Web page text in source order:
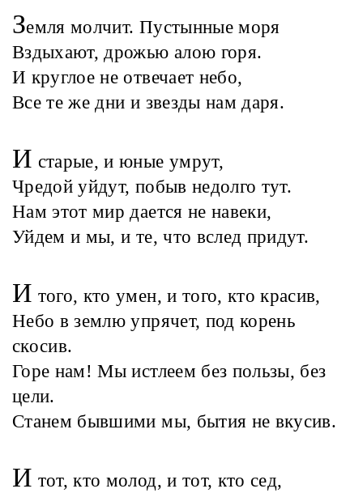
Земля молчит. Пустынные моря
Вздыхают, дрожью алою горя.
И круглое не отвечает небо,
Все те же дни и звезды нам даря.
И старые, и юные умрут,
Чредой уйдут, побыв недолго тут.
Нам этот мир дается не навеки,
Уйдем и мы, и те, что вслед придут.
И того, кто умен, и того, кто красив,
Небо в землю упрячет, под корень
скосив.
Горе нам! Мы истлеем без пользы, без
цели.
Станем бывшими мы, бытия не вкусив.
И тот, кто молод, и тот, кто сед,